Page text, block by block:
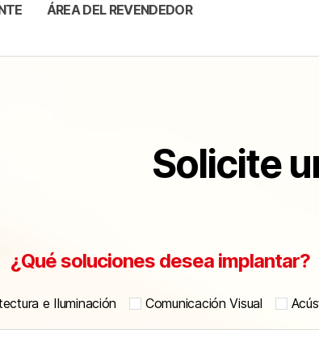
ÁREA DEL REVENDEDOR
Solicite
¿Qué soluciones desea implantar?
e Iluminación Comunicación Visual